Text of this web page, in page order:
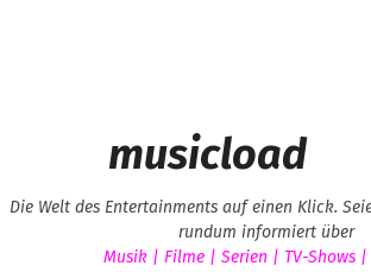
musicload
Die Welt des Entertainments auf einen Klick.
rundum informiert über
Musik | Filme | Serien | TV-Shows |